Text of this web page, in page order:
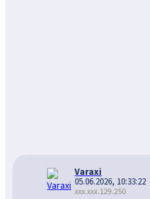
Varaxi
05.06.2026, 10:33:22
xxx.xxx.129.250